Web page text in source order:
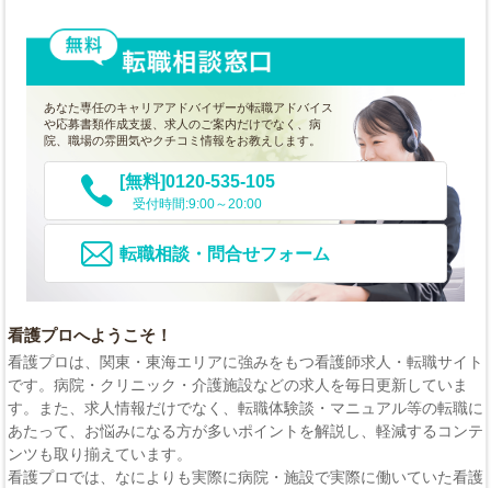
あなた専任のキャリアアドバイザーが転職アドバイス
や応募書類作成支援、求人のご案内だけでなく、病
院、職場の雰囲気やクチコミ情報をお教えします。
[無料]0120-535-105
受付時間:9:00～20:00
転職相談・問合せフォーム
看護プロへようこそ！
看護プロは、関東・東海エリアに強みをもつ看護師求人・転職サイト
です。病院・クリニック・介護施設などの求人を毎日更新していま
す。また、求人情報だけでなく、転職体験談・マニュアル等の転職に
あたって、お悩みになる方が多いポイントを解説し、軽減するコンテ
ンツも取り揃えています。
看護プロでは、なによりも実際に病院・施設で実際に働いていた看護